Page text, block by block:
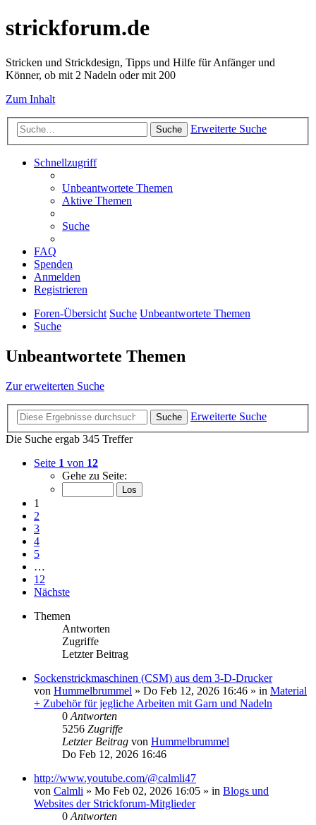
strickforum.de
Stricken und Strickdesign, Tipps und Hilfe für Anfänger und
Könner, ob mit 2 Nadeln oder mit 200
Zum Inhalt
Suche Erweiterte Suche
Schnellzugriff
Unbeantwortete Themen
Aktive Themen
Suche
FAQ
Spenden
Anmelden
Registrieren
Foren-Übersicht Suche Unbeantwortete Themen
Suche
Unbeantwortete Themen
Zur erweiterten Suche
Suche
Erweiterte Suche
Die Suche ergab 345 Treffer
Seite 1 von 12
Gehe zu Seite:
1
2
3
4
5
…
12
Nächste
Themen
Antworten
Zugriffe
Letzter Beitrag
Sockenstrickmaschinen (CSM) aus dem 3-D-Drucker
von Hummelbrummel » Do Feb 12, 2026 16:46 » in Material
+ Zubehör für jegliche Arbeiten mit Garn und Nadeln
0 Antworten
5256 Zugriffe
Letzter Beitrag von Hummelbrummel
Do Feb 12, 2026 16:46
http://www.youtube.com/@calmli47
von Calmli » Mo Feb 02, 2026 16:05 » in Blogs und
Websites der Strickforum-Mitglieder
0 Antworten